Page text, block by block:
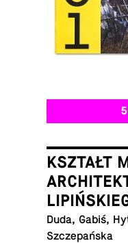
KSZTAŁT
Duda, Gabiś,
Szczepańska